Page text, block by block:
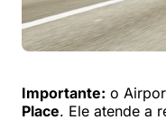
Importante: o
Place. Ele atende a